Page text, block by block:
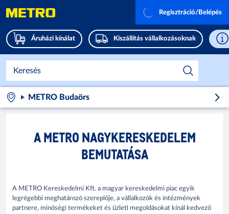
Áruházi kínálat Kiszállítás vállalkozásoknak
Regisztráció/Belépés
METRO Budaörs
A METRO NAGYKERESKEDELEM
BEMUTATÁSA
A METRO Kereskedelmi Kft. a magyar kereskedelmi piac egyik
legrégebbi meghatározó szereplője, a vállalkozók és intézmények
partnere, minőségi termékeket és üzleti megoldásokat kínál kedvező